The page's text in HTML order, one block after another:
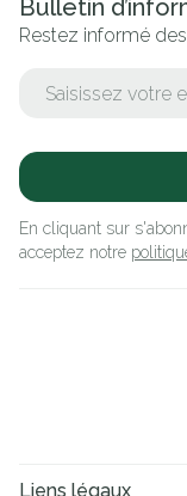
Bulletin
Restez informé
En cliquant sur
acceptez notre
Liens légaux